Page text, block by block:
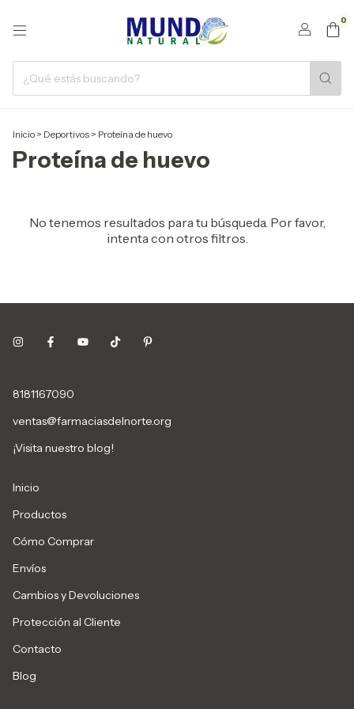
0
Inicio > Deportivos > Proteína de huevo
Proteína de huevo
No tenemos resultados para tu búsqueda. Por favor,
intenta con otros filtros.
8181167090
ventas@farmaciasdelnorte.org
¡Visita nuestro blog!
Inicio
Productos
Cómo Comprar
Envíos
Cambios y Devoluciones
Protección al Cliente
Contacto
Blog